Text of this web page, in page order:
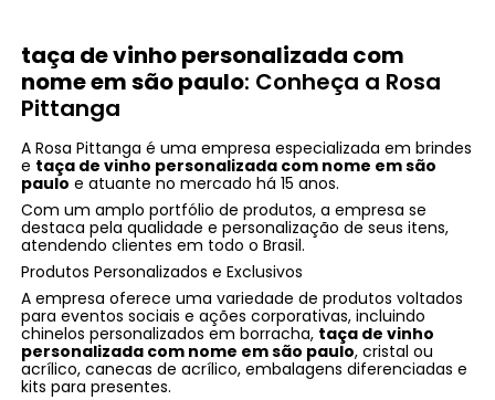
taça de vinho personalizada com
nome em são paulo: Conheça a Rosa
Pittanga
A Rosa Pittanga é uma empresa especializada em brindes
e taça de vinho personalizada com nome em são
paulo e atuante no mercado há 15 anos.
Com um amplo portfólio de produtos, a empresa se
destaca pela qualidade e personalização de seus itens,
atendendo clientes em todo o Brasil.
Produtos Personalizados e Exclusivos
A empresa oferece uma variedade de produtos voltados
para eventos sociais e ações corporativas, incluindo
chinelos personalizados em borracha, taça de vinho
personalizada com nome em são paulo, cristal ou
acrílico, canecas de acrílico, embalagens diferenciadas e
kits para presentes.